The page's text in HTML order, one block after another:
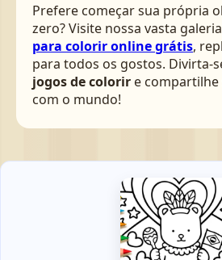
Prefere começar sua própria
zero? Visite nossa vasta
para colorir online grátis,
para todos os gostos. Divirta-
jogos de colorir e compartilhe
com o mundo!